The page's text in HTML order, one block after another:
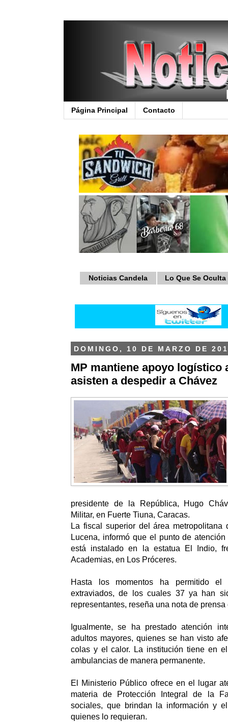
Página Principal Contacto
Noticias Candela Lo Que Se Oculta
DOMINGO, 10 DE MARZO DE
MP mantiene apoyo logístico
asisten a despedir a Chávez
presidente de la República, Hugo
Militar, en Fuerte Tiuna, Caracas.
La fiscal superior del área metropolitana
Lucena, informó que el punto de
está instalado en la estatua El Indio,
Academias, en Los Próceres.
Hasta los momentos ha permitido
extraviados, de los cuales 37 ya han
representantes, reseña una nota de
Igualmente, se ha prestado atención
adultos mayores, quienes se han visto
colas y el calor. La institución tiene en
ambulancias de manera permanente.
El Ministerio Público ofrece en el lugar
materia de Protección Integral de la
sociales, que brindan la información y
quienes lo requieran.